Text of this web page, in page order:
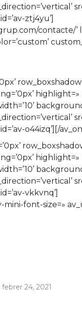
ztj4yu’]
contacte/’
o44izq’][/
vkkvnq’]
font-size=»
febrer 24, 2021